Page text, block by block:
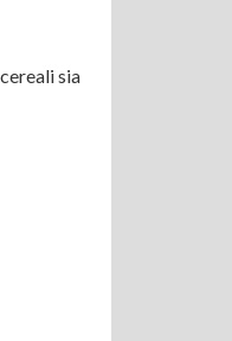
sia